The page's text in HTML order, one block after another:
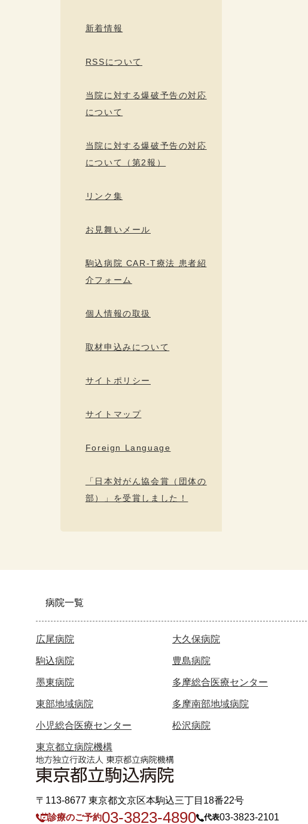
新着情報
RSSについて
当院に対する爆破予告の対応
について
当院に対する爆破予告の対応
について（第2報）
リンク集
お見舞いメール
駒込病院 CAR-T療法 患者紹
介フォーム
個人情報の取扱
取材申込みについて
サイトポリシー
サイトマップ
Foreign Language
「日本対がん協会賞（団体の
部）」を受賞しました！
病院一覧
広尾病院 大久保病院
駒込病院 豊島病院
墨東病院 多摩総合医療センター
東部地域病院 多摩南部地域病院
小児総合医療センター 松沢病院
東京都立病院機構
〒113-8677 東京都文京区本駒込三丁目18番22号
診療のご予約03-3823-4890 代表03-3823-2101